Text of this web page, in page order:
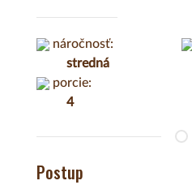
náročnosť:
stredná
porcie:
4
Postup